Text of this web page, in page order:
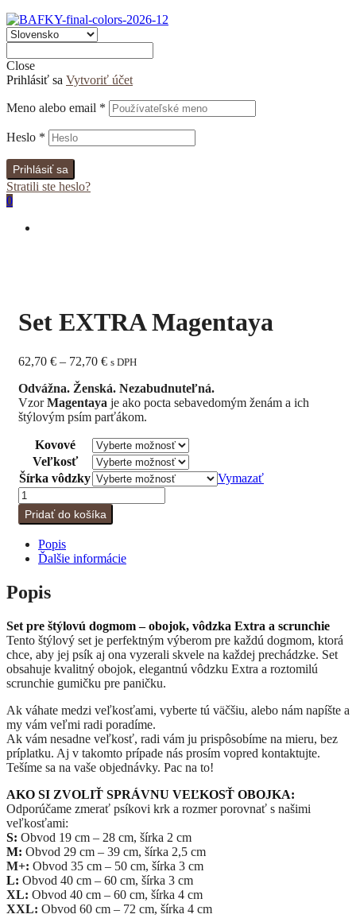
Close
Prihlásiť sa Vytvoriť účet
Meno alebo email *
Heslo *
Prihlásiť sa
Stratili ste heslo?
0
Set EXTRA Magentaya
62,70 € – 72,70 €Price
62,70 €
through
72,70 €
s DPH
Odvážna. Ženská. Nezabudnuteľná.
VzorMagentaya je ako pocta sebavedomým ženám a ich
štýlovým psím parťákom.
Kovové
Veľkosť
Šírka vôdzky
Vymazať
množstvo
Set
EXTRA
Pridať do košíka
Popis
Ďalšie informácie
Popis
Set pre štýlovú dogmom – obojok, vôdzka Extra a scrunchie
Tento štýlový set je perfektným výberom pre každú dogmom, ktorá
chce, aby jej psík aj ona vyzerali skvele na každej prechádzke. Set
obsahuje kvalitný obojok, elegantnú vôdzku Extra a roztomilú
scrunchie gumičku pre paničku.
Ak váhate medzi veľkosťami, vyberte tú väčšiu, alebo nám napíšte a
my vám veľmi radi poradíme.
Ak vám nesadne veľkosť, radi vám ju prispôsobíme na mieru, bez
príplatku. Aj v takomto prípade nás prosím vopred kontaktujte.
Tešíme sa na vaše objednávky. Pac na to!
AKO SI ZVOLIŤ SPRÁVNU VEĽKOSŤ OBOJKA:
Odporúčame zmerať psíkovi krk a rozmer porovnať s našimi
veľkosťami:
S: Obvod 19 cm – 28 cm, šírka 2 cm
M: Obvod 29 cm – 39 cm, šírka 2,5 cm
M+: Obvod 35 cm – 50 cm, šírka 3 cm
L: Obvod 40 cm – 60 cm, šírka 3 cm
XL: Obvod 40 cm – 60 cm, šírka 4 cm
XXL: Obvod 60 cm – 72 cm, šírka 4 cm